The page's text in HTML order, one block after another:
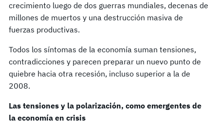
crecimiento luego de dos guerras mundiales, decenas de
millones de muertos y una destrucción masiva de
fuerzas productivas.
Todos los síntomas de la economía suman tensiones,
contradicciones y parecen preparar un nuevo punto de
quiebre hacia otra recesión, incluso superior a la de
2008.
Las tensiones y la polarización, como emergentes de
la economía en crisis